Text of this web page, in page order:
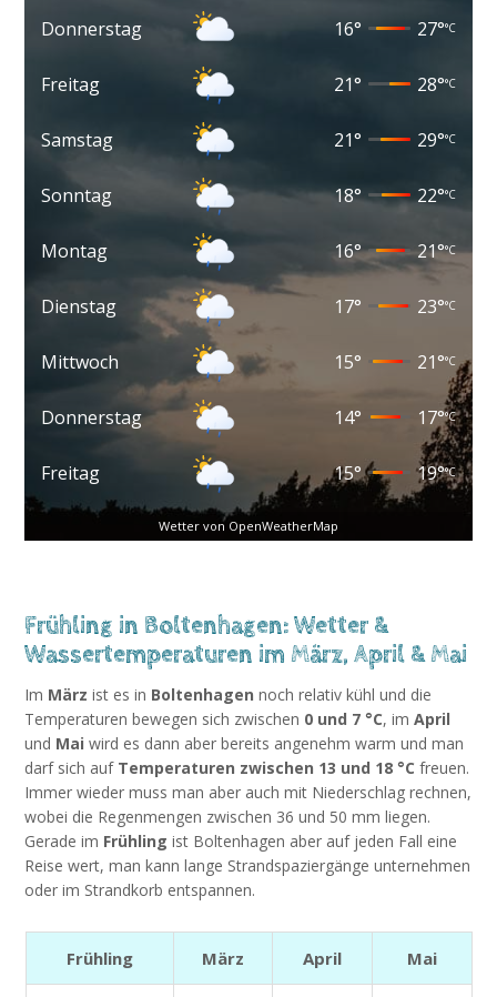
Donnerstag 16° 27°°C
Freitag 21° 28°°C
Samstag 21° 29°°C
Sonntag 18° 22°°C
Montag 16° 21°°C
Dienstag 17° 23°°C
Mittwoch 15° 21°°C
Donnerstag 14° 17°°C
Freitag 15° 19°°C
Wetter von OpenWeatherMap
Frühling in Boltenhagen: Wetter &
Wassertemperaturen im März, April & Mai
Im März ist es in Boltenhagen noch relativ kühl und die
Temperaturen bewegen sich zwischen 0 und 7 °C, imApril
und Mai wird es dann aber bereits angenehm warm und man
darf sich auf Temperaturen zwischen 13 und 18 °C freuen.
Immer wieder muss man aber auch mit Niederschlag rechnen,
wobei die Regenmengen zwischen 36 und 50 mm liegen.
Gerade im Frühling ist Boltenhagen aber auf jeden Fall eine
Reise wert, man kann lange Strandspaziergänge unternehmen
oder im Strandkorb entspannen.
Frühling März April Mai